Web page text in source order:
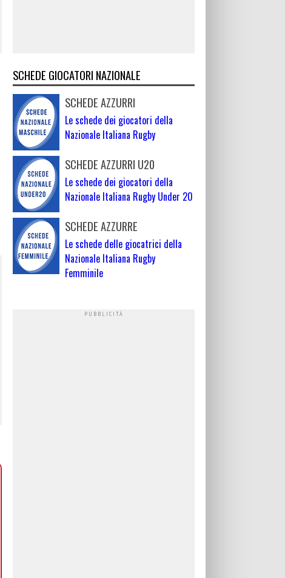
SCHEDE GIOCATORI NAZIONALE
SCHEDE AZZURRI
Le schede dei giocatori della
Nazionale Italiana Rugby
SCHEDE AZZURRI U20
Le schede dei giocatori della
Nazionale Italiana Rugby Under 20
SCHEDE AZZURRE
Le schede delle giocatrici della
Nazionale Italiana Rugby
Femminile